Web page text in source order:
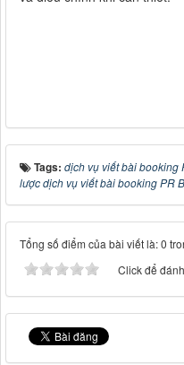
Tags: dịch vụ viết bài booking
lược dịch vụ viết bài booking PR
Tổng số điểm của bài viết là: 0
Click để